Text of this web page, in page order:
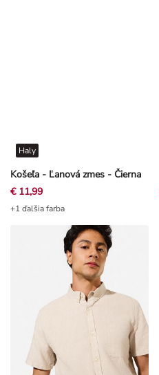
Košeľa - Ľanová zmes - Čierna
Haly
€ 11,99
+1 ďalšia farba